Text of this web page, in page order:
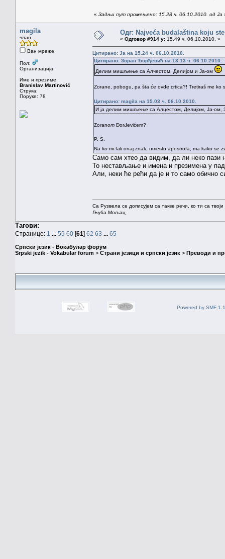
« Задњи пут промењено: 15.28 ч. 06.10.2010. од Ja
magila
члан
Ван мреже
Пол:
Организација:
Име и презиме:
Branislav Martinović
Струка:
Поруке: 78
Одг: Najveća budalaština koju
« Одговор #914 у: 15.49 ч. 06.10.2010. »
Цитирано: Ja на 15.24 ч. 06.10.2010.
Цитирано: Зоран Ђорђевић на 13.13 ч. 06.10.2010.
Делим мишљење са Алчестом, Делијом и Ја-ом
Zorane, pobogu, pa šta će ovde crtica?! Tretiraš me ko
Цитирано: magila на 15.03 ч. 06.10.2010.
И ја делим мишљење са Алцестом, Делијом, Ја-ом,
Zoranom Đorđevićem?
P. S.
Na ko mi fali onaj znak, umesto apostrofa, ma kako se
Само сам хтео да видим, да ли неко пази
То нестављање и имена и презимена у
Али, неки ће рећи да је и то само обично
Са Рузвела се дописујем са такве речи, ко ти са
Љуба Мољац
Тагови:
Странице: 1 ... 59 60 [61] 62 63 ... 65
Српски језик - Вокабулар форум
Srpski jezik - Vokabular forum > Страни језици и српски језик > Преводи и
Powered by SMF